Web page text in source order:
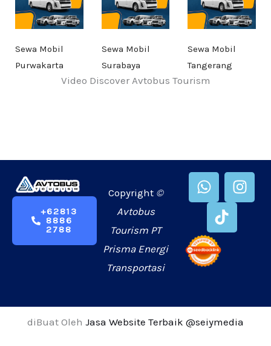
Sewa Mobil
Purwakarta
Sewa Mobil
Surabaya
Sewa Mobil
Tangerang
Video Discover Avtobus Tourism
+62813
8886
2788
Copyright ©
Avtobus
Tourism PT
Prisma Energi
Transportasi
W
h
a
s
a
p
I
n
T
k
t
k
diBuat Oleh Jasa Website Terbaik @seiymedia